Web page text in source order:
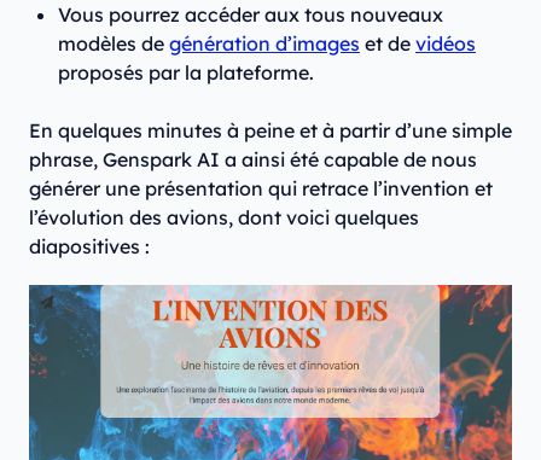
Vous pourrez accéder aux tous nouveaux
modèles de génération d’images et de vidéos
proposés par la plateforme.
En quelques minutes à peine et à partir d’une simple
phrase, Genspark AI a ainsi été capable de nous
générer une présentation qui retrace l’invention et
l’évolution des avions, dont voici quelques
diapositives :